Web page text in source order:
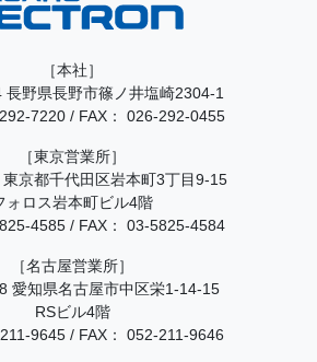
［本社］
長野県長野市篠ノ井塩崎2304-1
7220 / FAX： 026-292-0455
［東京営業所］
京都千代田区岩本町3丁目9-15
ォロス岩本町ビル4階
4585 / FAX： 03-5825-4584
［名古屋営業所］
愛知県名古屋市中区栄1-14-15
RSビル4階
9645 / FAX： 052-211-9646